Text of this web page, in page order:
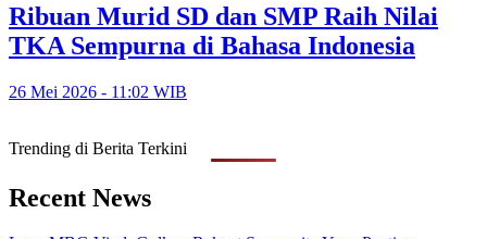
Ribuan Murid SD dan SMP Raih Nilai
TKA Sempurna di Bahasa Indonesia
26 Mei 2026 - 11:02 WIB
Trending di Berita Terkini
Recent News